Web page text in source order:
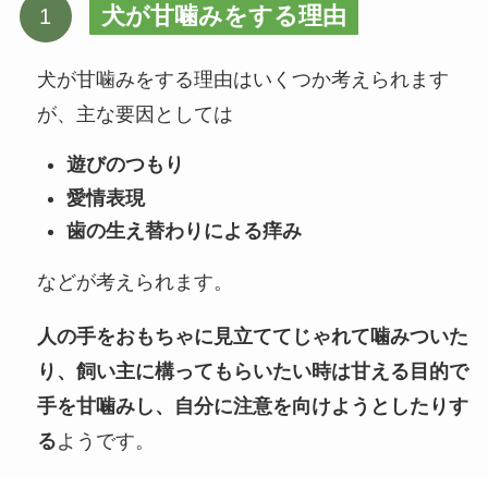
犬が甘噛みをする理由
犬が甘噛みをする理由はいくつか考えられます
が、主な要因としては
遊びのつもり
愛情表現
歯の生え替わりによる痒み
などが考えられます。
人の手をおもちゃに見立ててじゃれて噛みついた
り、飼い主に構ってもらいたい時は甘える目的で
手を甘噛みし、自分に注意を向けようとしたりす
るようです。